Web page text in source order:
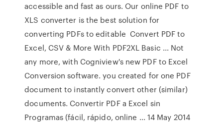
accessible and fast as ours. Our online PDF to
XLS converter is the best solution for
converting PDFs to editable Convert PDF to
Excel, CSV & More With PDF2XL Basic ... Not
any more, with Cogniview's new PDF to Excel
Conversion software. you created for one PDF
document to instantly convert other (similar)
documents. Convertir PDF a Excel sin
Programas (fácil, rápido, online ... 14 May 2014